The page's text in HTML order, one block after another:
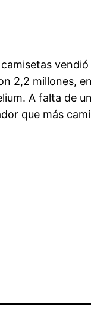
2,2 millones,
A falta de
que más